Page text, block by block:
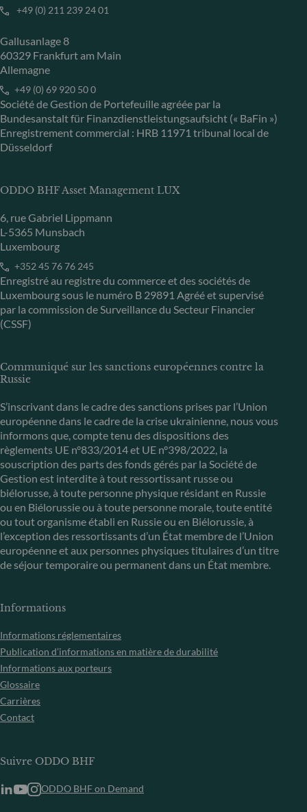
+49 (0) 211 239 24 01
Gallusanlage 8
60329 Frankfurt am Main
Allemagne
+49 (0) 69 920 50 0
Société de Gestion de Portefeuille agréée par la
Bundesanstalt für Finanzdienstleistungsaufsicht (« BaFin »)
Enregistrement commercial : HRB 11971 tribunal local de
Düsseldorf
ODDO BHF Asset Management LUX
6, rue Gabriel Lippmann
L-5365 Munsbach
Luxembourg
+352 45 76 76 245
Enregistré au registre du commerce et des sociétés de
Luxembourg sous le numéro B 29891 Agréé et supervisé
par la commission de Surveillance du Secteur Financier
(CSSF)
Communiqué sur les sanctions européennes contre la
Russie
S’inscrivant dans le cadre des sanctions prises par l’Union
européenne dans le cadre de la crise ukrainienne, nous vous
informons que, compte tenu des dispositions des
règlements UE n°833/2014 et UE n°398/2022, la
souscription des parts des fonds gérés par la Société de
Gestion est interdite à tout ressortissant russe ou
biélorusse, à toute personne physique résidant en Russie
ou en Biélorussie ou à toute personne morale, toute entité
ou tout organisme établi en Russie ou en Biélorussie, à
l’exception des ressortissants d’un État membre de l’Union
européenne et aux personnes physiques titulaires d’un titre
de séjour temporaire ou permanent dans un État membre.
Informations
Informations réglementaires
Publication d’informations en matière de durabilité
Informations aux porteurs
Glossaire
Carrières
Contact
Suivre ODDO BHF
ODDO BHF on Demand